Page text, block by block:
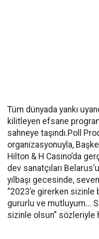
Tüm dünyada yankı
kilitleyen efsane
sahneye taşındı.Poll
organizasyonuyla,
Hilton & H Casino’da
dev sanatçıları
yılbaşı gecesinde,
“2023’e girerken
gururlu ve mutluyum...
sizinle olsun” sözleriyle